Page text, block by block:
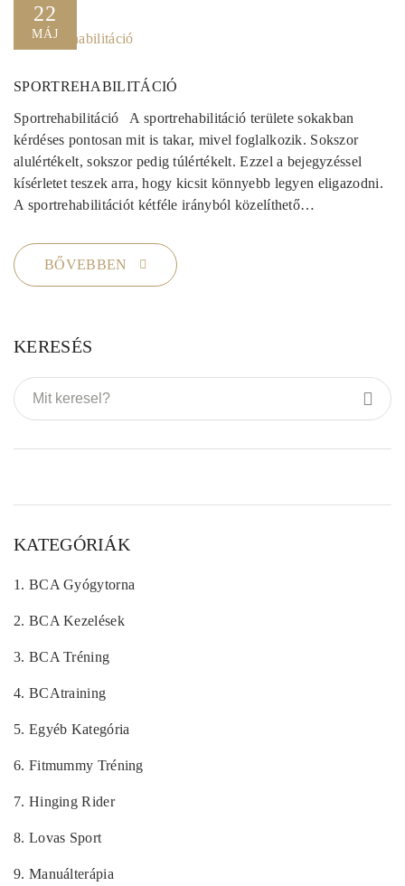
22
MÁJ
SPORTREHABILITÁCIÓ
Sportrehabilitáció A sportrehabilitáció területe sokakban
kérdéses pontosan mit is takar, mivel foglalkozik. Sokszor
alulértékelt, sokszor pedig túlértékelt. Ezzel a bejegyzéssel
kísérletet teszek arra, hogy kicsit könnyebb legyen eligazodni.
A sportrehabilitációt kétféle irányból közelíthető…
BŐVEBBEN
KERESÉS
KATEGÓRIÁK
1. BCA Gyógytorna
2. BCA Kezelések
3. BCA Tréning
4. BCAtraining
5. Egyéb Kategória
6. Fitmummy Tréning
7. Hinging Rider
8. Lovas Sport
9. Manuálterápia